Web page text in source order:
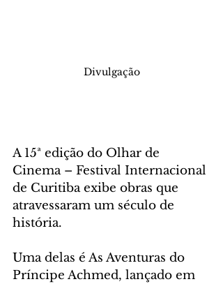
Divulgação
A 15ª edição do Olhar de
Cinema – Festival Internacional
de Curitiba exibe obras que
atravessaram um século de
história.
Uma delas é As Aventuras do
Príncipe Achmed, lançado em